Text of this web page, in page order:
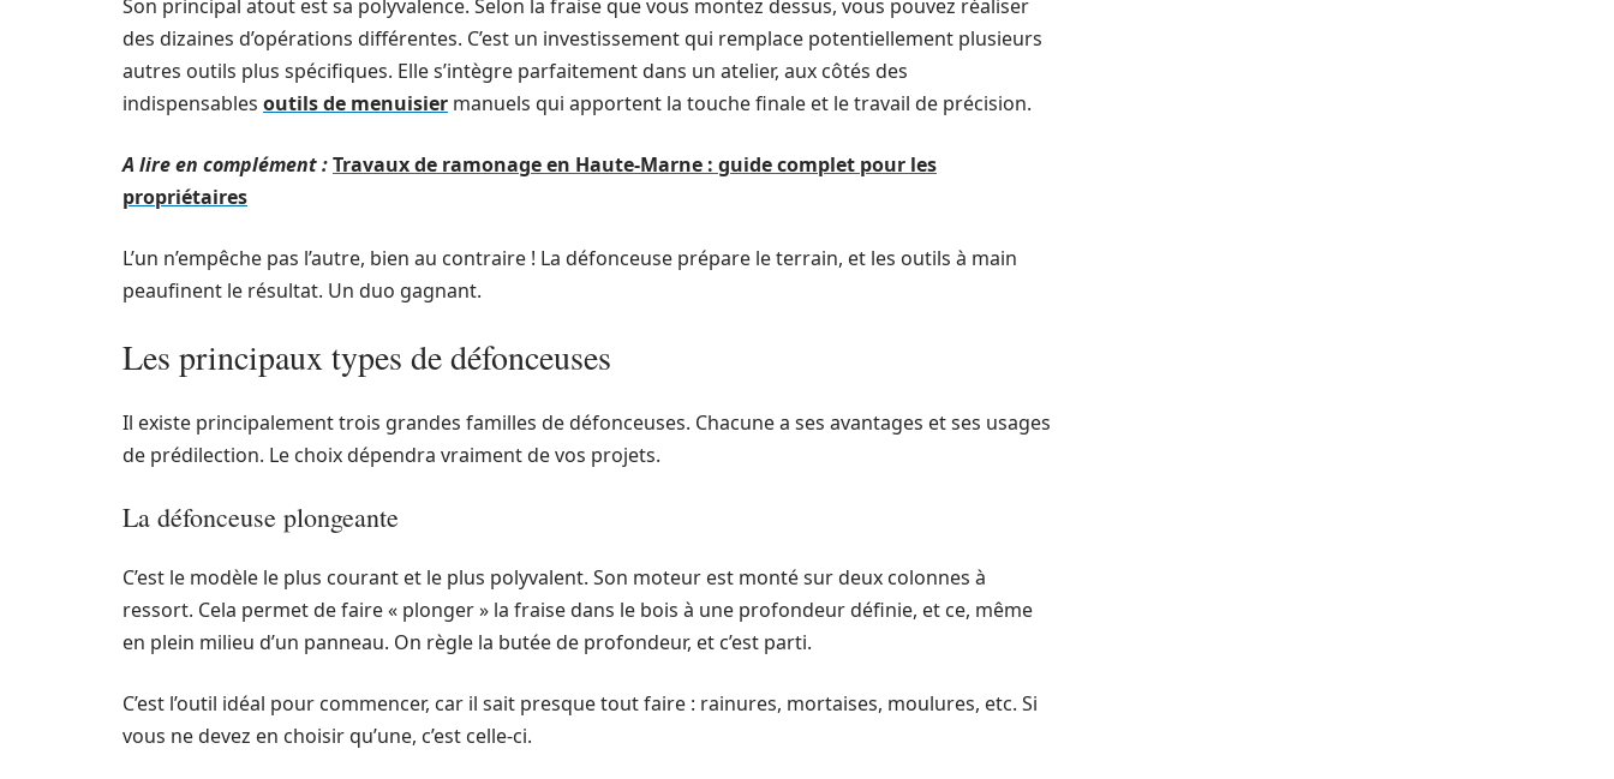
Son principal atout est sa polyvalence. Selon la fraise que vous montez dessus, vous pouvez réaliser
des dizaines d’opérations différentes. C’est un investissement qui remplace potentiellement plusieurs
autres outils plus spécifiques. Elle s’intègre parfaitement dans un atelier, aux côtés des
indispensables outils de menuisier manuels qui apportent la touche finale et le travail de précision.
A lire en complément :Travaux de ramonage en Haute-Marne : guide complet pour les
propriétaires
L’un n’empêche pas l’autre, bien au contraire ! La défonceuse prépare le terrain, et les outils à main
peaufinent le résultat. Un duo gagnant.
Les principaux types de défonceuses
Il existe principalement trois grandes familles de défonceuses. Chacune a ses avantages et ses usages
de prédilection. Le choix dépendra vraiment de vos projets.
La défonceuse plongeante
C’est le modèle le plus courant et le plus polyvalent. Son moteur est monté sur deux colonnes à
ressort. Cela permet de faire « plonger » la fraise dans le bois à une profondeur définie, et ce, même
en plein milieu d’un panneau. On règle la butée de profondeur, et c’est parti.
C’est l’outil idéal pour commencer, car il sait presque tout faire : rainures, mortaises, moulures, etc. Si
vous ne devez en choisir qu’une, c’est celle-ci.